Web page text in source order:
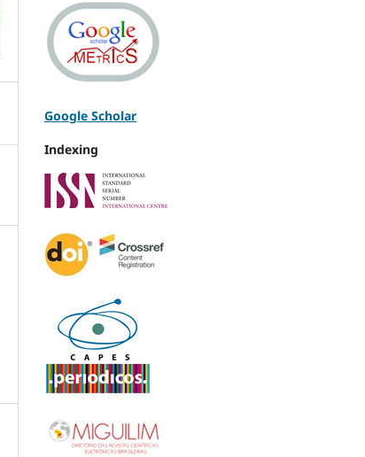
Google Scholar
Indexing